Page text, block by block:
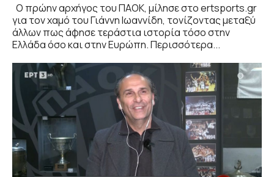
O πρώην αρχήγος του ΠΑΟΚ, μίλησε στο ertsports.gr
για τον χαμό του Γιάννη Ιωαννίδη, τονίζοντας μεταξύ
άλλων πως άφησε τεράστια ιστορία τόσο στην
Ελλάδα όσο και στην Ευρώπη. Περισσότερα...